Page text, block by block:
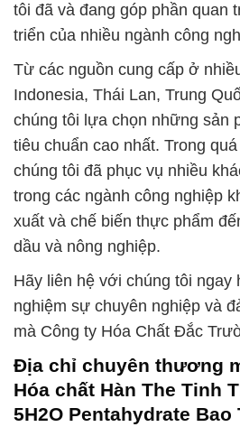
tôi đã và đang góp phần quan
triển của nhiều ngành công
Từ các nguồn cung cấp ở
Indonesia, Thái Lan, Trung
chúng tôi lựa chọn những sản
tiêu chuẩn cao nhất. Trong
chúng tôi đã phục vụ nhiều
trong các ngành công nghiệp
xuất và chế biến thực phẩm
dầu và nông nghiệp.
Hãy liên hệ với chúng tôi ngay
nghiệm sự chuyên nghiệp và
mà Công ty Hóa Chất Đắc
Địa chỉ chuyên thương
Hóa chất Hàn The Tinh
5H2O Pentahydrate Bao